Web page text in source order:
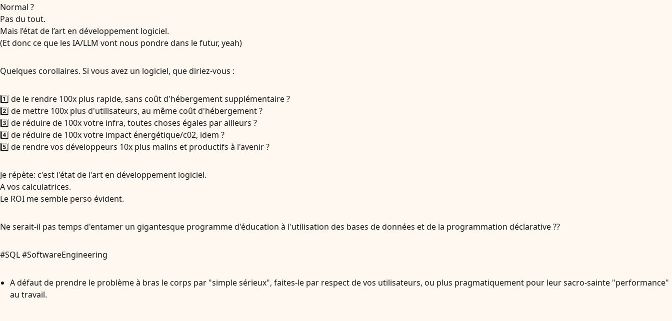
Normal ?
Pas du tout.
Mais l’état de l’art en développement logiciel.
(Et donc ce que les IA/LLM vont nous pondre dans le futur, yeah)
Quelques corollaires. Si vous avez un logiciel, que diriez-vous :
1️⃣ de le rendre 100x plus rapide, sans coût d'hébergement supplémentaire ?
2️⃣ de mettre 100x plus d'utilisateurs, au même coût d'hébergement ?
3️⃣ de réduire de 100x votre infra, toutes choses égales par ailleurs ?
4️⃣ de réduire de 100x votre impact énergétique/c02, idem ?
5️⃣ de rendre vos développeurs 10x plus malins et productifs à l'avenir ?
Je répète: c'est l'état de l'art en développement logiciel.
A vos calculatrices.
Le ROI me semble perso évident.
Ne serait-il pas temps d'entamer un gigantesque programme d'éducation à l'utilisation des bases de données et de la programmation déclarative ??
#SQL #SoftwareEngineering
A défaut de prendre le problème à bras le corps par "simple sérieux", faites-le par respect de vos utilisateurs, ou plus pragmatiquement pour leur sacro-sainte "performance"
au travail.